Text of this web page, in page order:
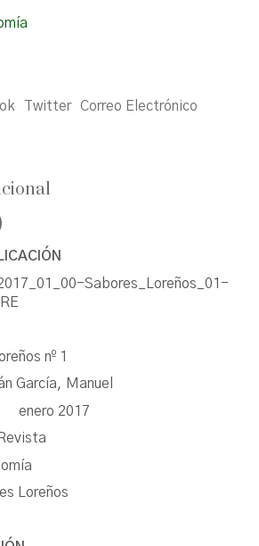
Twitter Correo Electrónico
Sabores_Loreños_01-
nº 1
García, Manuel
enero 2017
Revista
Loreños